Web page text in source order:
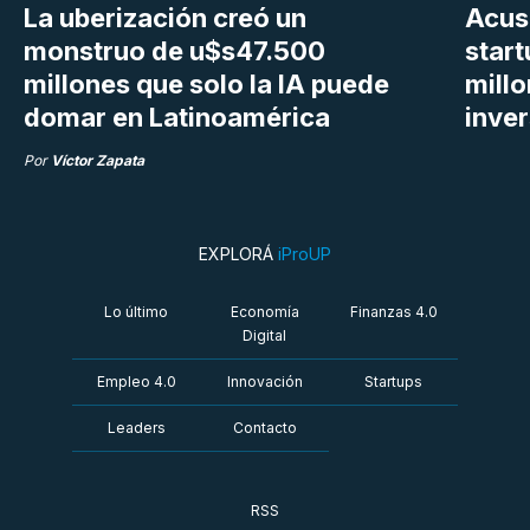
La uberización creó un
monstruo de u$s47.500
millones que solo la IA puede
domar en Latinoamérica
Por Víctor Zapata
EXPLORÁ iProUP
Lo último
Economía
Digital
Finanzas 4.0
Empleo 4.0 Innovación Startups
Leaders Contacto
RSS